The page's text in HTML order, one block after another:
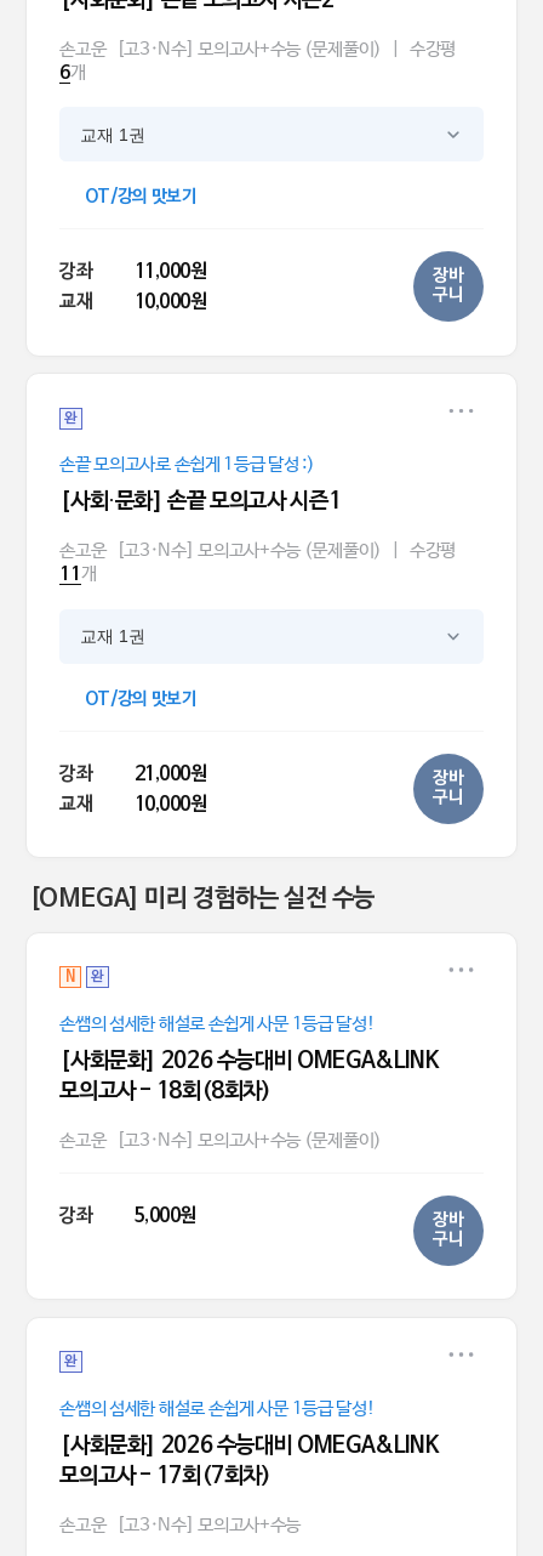
손고운 [고3·N수] 모의고사+수능 (문제풀이) 수강평
6개
교재 1권
OT/강의 맛보기
강좌
11,000원
교재
10,000원
장바
구니
완
손끝 모의고사로 손쉽게 1등급 달성 :)
[사회·문화] 손끝 모의고사 시즌1
손고운 [고3·N수] 모의고사+수능 (문제풀이) 수강평
11 개
교재 1권
OT/강의 맛보기
강좌
21,000원
교재
10,000원
장바
구니
[OMEGA] 미리 경험하는 실전 수능
N 완
손쌤의 섬세한 해설로 손쉽게 사문 1등급 달성!
[사회문화] 2026 수능대비 OMEGA&LINK
모의고사 - 18회(8회차)
손고운 [고3·N수] 모의고사+수능 (문제풀이)
강좌 5,000원
장바
구니
완
손쌤의 섬세한 해설로 손쉽게 사문 1등급 달성!
[사회문화] 2026 수능대비 OMEGA&LINK
모의고사 - 17회(7회차)
손고운 [고3·N수] 모의고사+수능